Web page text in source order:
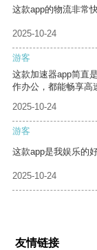
这款app的物流非常
2025-10-24
游客
这款加速器app简直
作办公，都能畅享高
2025-10-24
游客
这款app是我娱乐的
2025-10-24
友情链接